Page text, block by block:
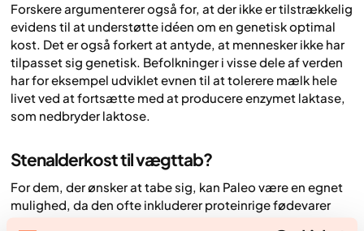
Forskere argumenterer også for, at der ikke er tilstrækkelig
evidens til at understøtte idéen om en genetisk optimal
kost. Det er også forkert at antyde, at mennesker ikke har
tilpasset sig genetisk. Befolkninger i visse dele af verden
har for eksempel udviklet evnen til at tolerere mælk hele
livet ved at fortsætte med at producere enzymet laktase,
som nedbryder laktose.
Stenalderkost til vægttab?
For dem, der ønsker at tabe sig, kan Paleo være en egnet
mulighed, da den ofte inkluderer proteinrige fødevarer